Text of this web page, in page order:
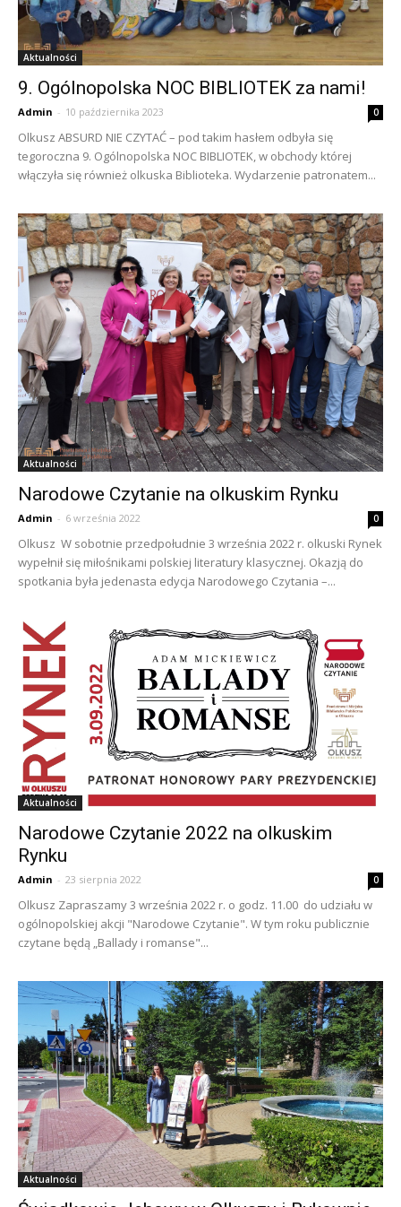
Aktualności
9. Ogólnopolska NOC BIBLIOTEK za nami!
Admin - 10 października 2023 0
Olkusz ABSURD NIE CZYTAĆ – pod takim hasłem odbyła się
tegoroczna 9. Ogólnopolska NOC BIBLIOTEK, w obchody której
włączyła się również olkuska Biblioteka. Wydarzenie patronatem...
Aktualności
Narodowe Czytanie na olkuskim Rynku
Admin - 6 września 2022 0
Olkusz W sobotnie przedpołudnie 3 września 2022 r. olkuski Rynek
wypełnił się miłośnikami polskiej literatury klasycznej. Okazją do
spotkania była jedenasta edycja Narodowego Czytania –...
Aktualności
Narodowe Czytanie 2022 na olkuskim
Rynku
Admin - 23 sierpnia 2022 0
Olkusz Zapraszamy 3 września 2022 r. o godz. 11.00 do udziału w
ogólnopolskiej akcji "Narodowe Czytanie". W tym roku publicznie
czytane będą „Ballady i romanse"...
Aktualności